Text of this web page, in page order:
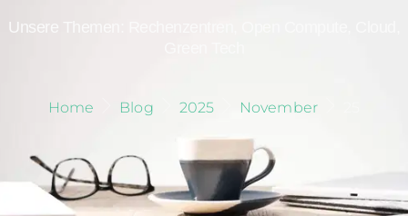
Unsere Themen: Rechenzentren, Open Compute, Cloud,
Home Blog 2025 November